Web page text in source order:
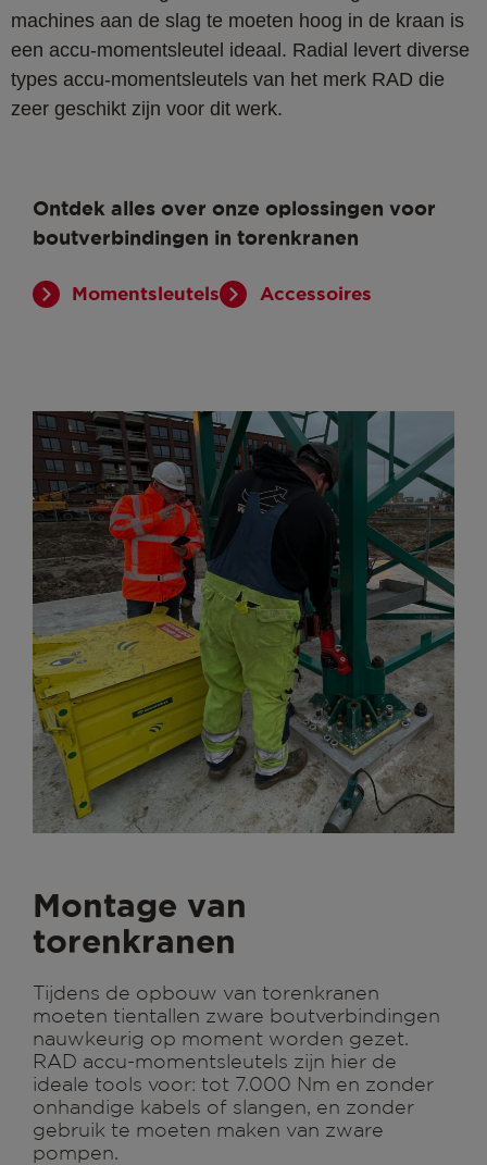
machines aan de slag te moeten hoog in de kraan is
een accu-momentsleutel ideaal. Radial levert diverse
types accu-momentsleutels van het merk RAD die
zeer geschikt zijn voor dit werk.
Ontdek alles over onze oplossingen voor
boutverbindingen in torenkranen
Momentsleutels Accessoires
Montage van
torenkranen
Tijdens de opbouw van torenkranen
moeten tientallen zware boutverbindingen
nauwkeurig op moment worden gezet.
RAD accu-momentsleutels zijn hier de
ideale tools voor: tot 7.000 Nm en zonder
onhandige kabels of slangen, en zonder
gebruik te moeten maken van zware
pompen.